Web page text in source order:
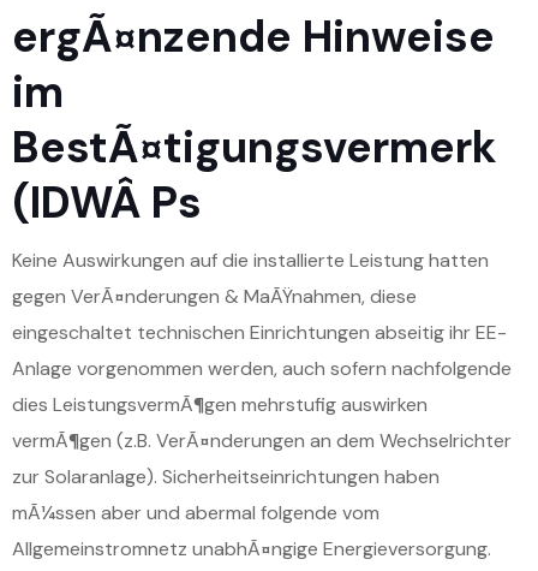
ergÃ¤nzende Hinweise
im
BestÃ¤tigungsvermerk
(IDWÂ Ps
Keine Auswirkungen auf die installierte Leistung hatten
gegen VerÃ¤nderungen & MaÃŸnahmen, diese
eingeschaltet technischen Einrichtungen abseitig ihr EE-
Anlage vorgenommen werden, auch sofern nachfolgende
dies LeistungsvermÃ¶gen mehrstufig auswirken
vermÃ¶gen (z.B. VerÃ¤nderungen an dem Wechselrichter
zur Solaranlage). Sicherheitseinrichtungen haben
mÃ¼ssen aber und abermal folgende vom
Allgemeinstromnetz unabhÃ¤ngige Energieversorgung.